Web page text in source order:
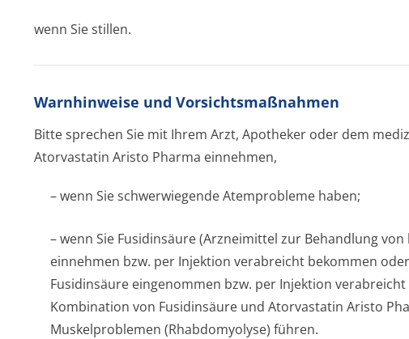
wenn Sie stillen.
Warnhinweise und Vorsichtsmaßnahmen
Bitte sprechen Sie mit Ihrem Arzt, Apotheker oder dem
Atorvastatin Aristo Pharma einnehmen,
– wenn Sie schwerwiegende Atemprobleme haben;
– wenn Sie Fusidinsäure (Arzneimittel zur Behandlung
einnehmen bzw. per Injektion verabreicht bekommen
Fusidinsäure eingenommen bzw. per Injektion
Kombination von Fusidinsäure und Atorvastatin Aristo
Muskelproblemen (Rhabdomyolyse) führen.